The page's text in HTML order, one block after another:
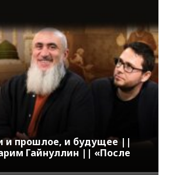
и прошлое, и будущее ||
Гайнуллин || «После